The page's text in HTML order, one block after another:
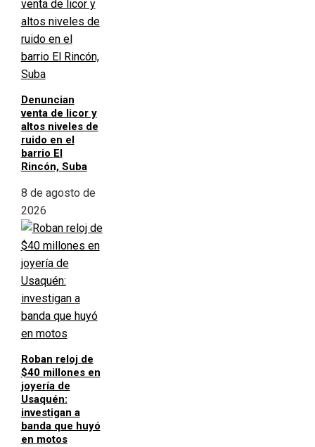
Denuncian
venta de licor y
altos niveles de
ruido en el
barrio El
Rincón, Suba
8 de agosto de
2026
Roban reloj de
$40 millones en
joyería de
Usaquén:
investigan a
banda que huyó
en motos